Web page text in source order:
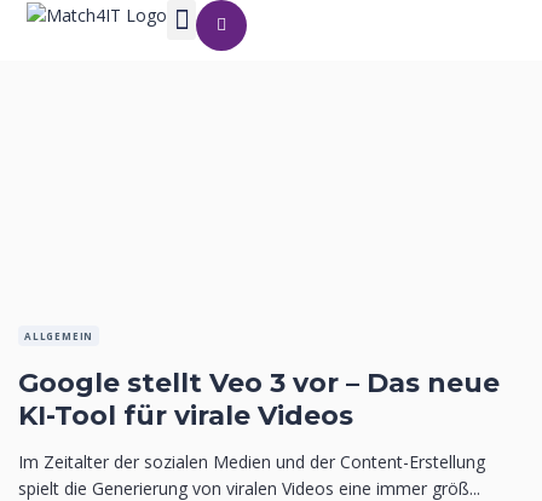
ALLGEMEIN
Google stellt Veo 3 vor – Das neue
KI-Tool für virale Videos
Im Zeitalter der sozialen Medien und der Content-Erstellung
spielt die Generierung von viralen Videos eine immer größ...